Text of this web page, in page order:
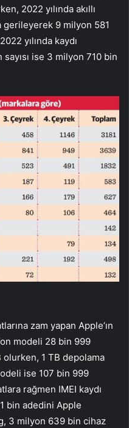
2022 yılında akıllı
gerileyerek 9 milyon 581
yılında kaydı
ise 3 milyon 710 bin
zam yapan Apple’ın
modeli 28 bin 999
olurken, 1 TB depolama
ise 107 bin 999
rağmen IMEI kaydı
bin adedini Apple
3 milyon 639 bin cihaz